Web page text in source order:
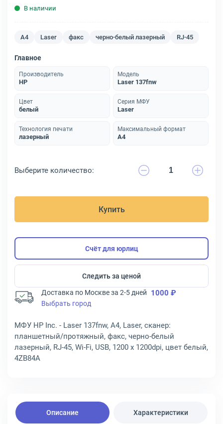
В наличии
A4 Laser факс черно-белый лазерный RJ-45
Главное
Производитель
HP
Модель
Laser 137fnw
Цвет
белый
Серия МФУ
Laser
Технология печати
лазерный
Максимальный формат
A4
Выберите количество:
Купить
Счёт для юрлиц
Следить за ценой
Доставка по Москве за 2-5 дней 1000 ₽
Выбрать город
МФУ HP Inc. - Laser 137fnw, A4, Laser, сканер:
планшетный/протяжный, факс, черно-белый
лазерный, RJ-45, Wi-Fi, USB, 1200 x 1200dpi, цвет белый,
4ZB84A
Описание Характеристики